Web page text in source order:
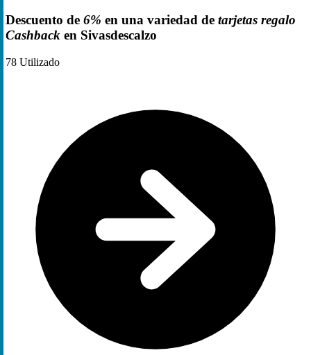
Descuento de 6% en una variedad de tarjetas regalo
Cashback en Sivasdescalzo
78 Utilizado